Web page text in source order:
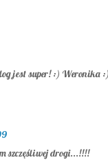
jest super! :) Weronika :)
szczęśliwej drogi...!!!!